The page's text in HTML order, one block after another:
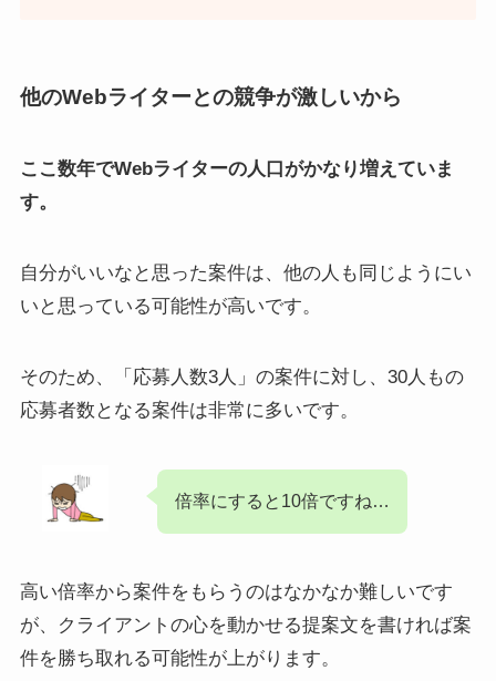
他のWebライターとの競争が激しいから
ここ数年でWebライターの人口がかなり増えていま
す。
自分がいいなと思った案件は、他の人も同じようにい
いと思っている可能性が高いです。
そのため、「応募人数3人」の案件に対し、30人もの
応募者数となる案件は非常に多いです。
倍率にすると10倍ですね…
高い倍率から案件をもらうのはなかなか難しいです
が、クライアントの心を動かせる提案文を書ければ案
件を勝ち取れる可能性が上がります。